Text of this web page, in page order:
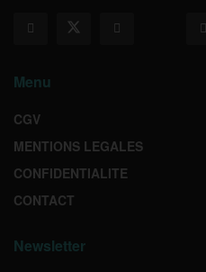
Menu
CGV
MENTIONS LEGALES
CONFIDENTIALITE
CONTACT
Newsletter